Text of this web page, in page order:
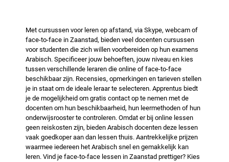
Met cursussen voor leren op afstand, via Skype, webcam of
face-to-face in Zaanstad, bieden veel docenten cursussen
voor studenten die zich willen voorbereiden op hun examens
Arabisch. Specificeer jouw behoeften, jouw niveau en kies
tussen verschillende leraren die online of face-to-face
beschikbaar zijn. Recensies, opmerkingen en tarieven stellen
je in staat om de ideale leraar te selecteren. Apprentus biedt
je de mogelijkheid om gratis contact op te nemen met de
docenten om hun beschikbaarheid, hun leermethoden of hun
onderwijsrooster te controleren. Omdat er bij online lessen
geen reiskosten zijn, bieden Arabisch docenten deze lessen
vaak goedkoper aan dan lessen thuis. Aantrekkelijke prijzen
waarmee iedereen het Arabisch snel en gemakkelijk kan
leren. Vind je face-to-face lessen in Zaanstad prettiger? Kies